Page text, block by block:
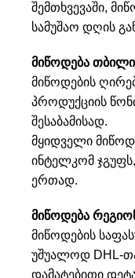
შემთხვევაში,
სამუშაო დღის
მიწოდება
მიწოდების
პროდუქციის
შესაბამისად.
მყიდველი
ინტელკომ
ერთად.
მიწოდება
მიწოდების
უშუალოდ DHL-
დამატებითი